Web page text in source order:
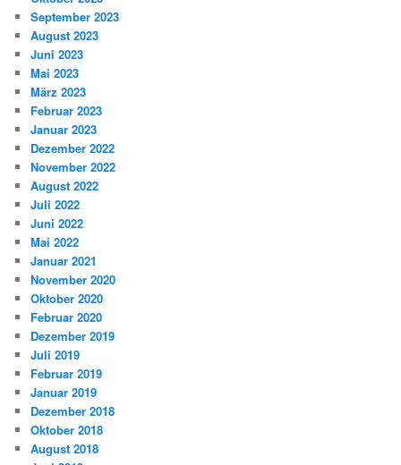
September 2023
August 2023
Juni 2023
Mai 2023
März 2023
Februar 2023
Januar 2023
Dezember 2022
November 2022
August 2022
Juli 2022
Juni 2022
Mai 2022
Januar 2021
November 2020
Oktober 2020
Februar 2020
Dezember 2019
Juli 2019
Februar 2019
Januar 2019
Dezember 2018
Oktober 2018
August 2018